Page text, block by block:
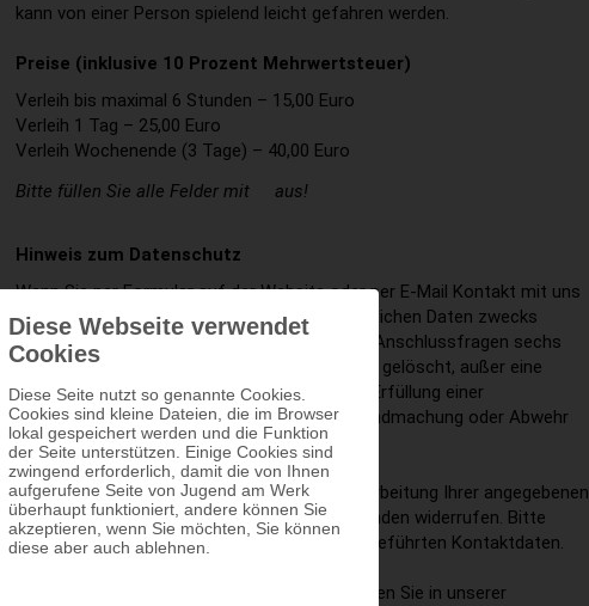
Diese Webseite verwendet
Cookies
Diese Seite nutzt so genannte Cookies.
Cookies sind kleine Dateien, die im Browser
lokal gespeichert werden und die Funktion
der Seite unterstützen. Einige Cookies sind
zwingend erforderlich, damit die von Ihnen
aufgerufene Seite von Jugend am Werk
überhaupt funktioniert, andere können Sie
akzeptieren, wenn Sie möchten, Sie können
diese aber auch ablehnen.
kann von einer Person spielend leicht gefahren werden.
Preise (inklusive 10 Prozent Mehrwertsteuer)
Verleih bis maximal 6 Stunden – 15,00 Euro
Verleih 1 Tag – 25,00 Euro
Verleih Wochenende (3 Tage) – 40,00 Euro
Bitte füllen Sie alle Felder mit
aus!
Hinweis zum Datenschutz
Wenn Sie per Formular auf der Website oder per E-Mail Kontakt mit uns
aufnehmen, werden Ihre angegebenen persönlichen Daten zwecks
Bearbeitung der Anfrage und für den Fall von Anschlussfragen sechs
Monate bei uns gespeichert und anschließend gelöscht, außer eine
längere Speicherdauer ist für die Zwecke der Erfüllung einer
vertraglichen Verpflichtung oder für die Geltendmachung oder Abwehr
von Rechtsansprüchen erforderlich.
Sie können Ihre erteilte Zustimmung zur Verarbeitung Ihrer angegebenen
Kontaktdaten jederzeit ohne Angabe von Gründen widerrufen. Bitte
kontaktieren Sie uns dazu unter den oben angeführten Kontaktdaten.
Weitere Informationen zum Datenschutz finden Sie in unserer